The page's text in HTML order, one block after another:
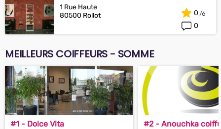
1 Rue Haute
80500 Rollot
0
0
MEILLEURS COIFFEURS - SOMME
#1 - Dolce Vita #2 - Anouchka